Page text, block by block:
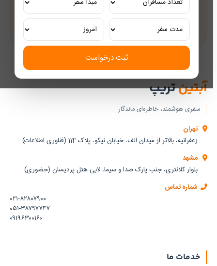
ثبت درخواست
تور ریلی اختصاصی
تجربه‌ای لوکس و به‌یادماندنی
آبتینتریپ
سفری هوشمند، خاطره‌ای ماندگار
تهران
زعفرانیه، بالاتر از میدان الف، خیابان نیکو، پلاک 114 (فناوری اطلاعات)
مشهد
بلوار کلانتری، جنب پارک صدا و سیما، لابی هتل پردیسان (حضوری)
شماره تماس
۰۲۱-۸۲۸۰۷۹۰۰
۰۵۱-۳۸۷۹۷۷۴۷
۰۹۱۹۶۳۰۰۱۶۰
خدمات ما